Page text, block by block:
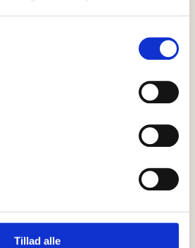
Tillad alle
på den rette køber
til salg. Efter mere end et års
dialog om en omfattende